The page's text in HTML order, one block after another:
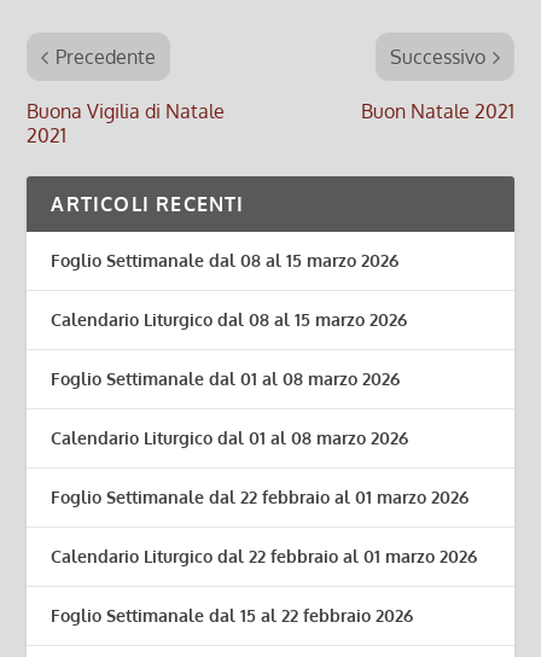
Precedente
Buona Vigilia di Natale
2021
Successivo
Buon Natale 2021
ARTICOLI RECENTI
Foglio Settimanale dal 08 al 15 marzo 2026
Calendario Liturgico dal 08 al 15 marzo 2026
Foglio Settimanale dal 01 al 08 marzo 2026
Calendario Liturgico dal 01 al 08 marzo 2026
Foglio Settimanale dal 22 febbraio al 01 marzo 2026
Calendario Liturgico dal 22 febbraio al 01 marzo 2026
Foglio Settimanale dal 15 al 22 febbraio 2026